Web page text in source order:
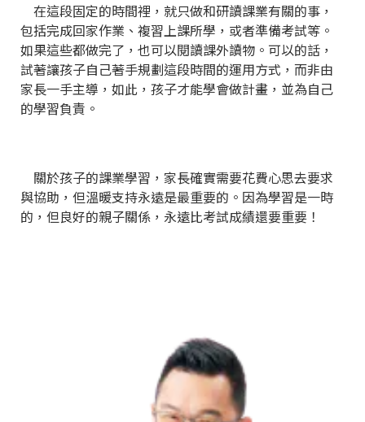
在這段固定的時間裡，就只做和研讀課業有關的事，
包括完成回家作業、複習上課所學，或者準備考試等。
如果這些都做完了，也可以閱讀課外讀物。可以的話，
試著讓孩子自己著手規劃這段時間的運用方式，而非由
家長一手主導，如此，孩子才能學會做計畫，並為自己
的學習負責。
關於孩子的課業學習，家長確實需要花費心思去要求
與協助，但溫暖支持永遠是最重要的。因為學習是一時
的，但良好的親子關係，永遠比考試成績還要重要！